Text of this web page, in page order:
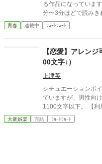
る作品になっています。 声劇用だと1分半〜5分ほど、黙読
分〜3分ほどで読みきれる作品です。
ご使用になる場合⚠
もちろん禁止です。
い場合には台本使用
のアレンジはokです
すようなアレンジやエフ
詳細は【作品を使用
青春 連載中 ｼｮｰﾄｼｮｰﾄ
【恋愛】アレン
00文字↓）
上津英
シチュエーションボ
ていますが、男性向
1100文字以下。 【利用規約】 ・一人称・語尾・方言・男女逆転
などのアレンジはご
ドラマ・朗読・配信
大衆娯楽 完結 ｼｮｰﾄｼｮｰﾄ